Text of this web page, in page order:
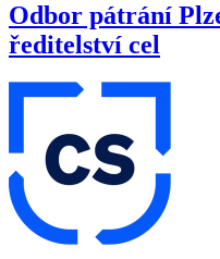
Odbor pátrání
ředitelství cel